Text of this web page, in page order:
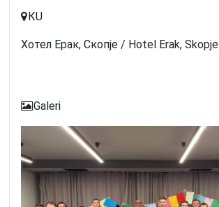
КU
Хотел Ерак, Скопје / Hotel Erak, Skopje
Galeri